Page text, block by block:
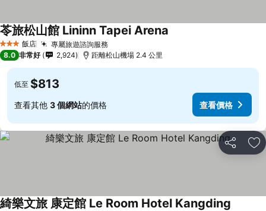
3 星級 飯店 專屬旅遊諮詢服務
苓旅松山館 Lininn Tapei Arena
8.0 非常好 2,924 距離松山機場 2.4 公里
低至 $813
查看其他 3 個網站的價格 查看價格
分享 加
綺樂文旅 康定館 Le Room Hotel Kangding